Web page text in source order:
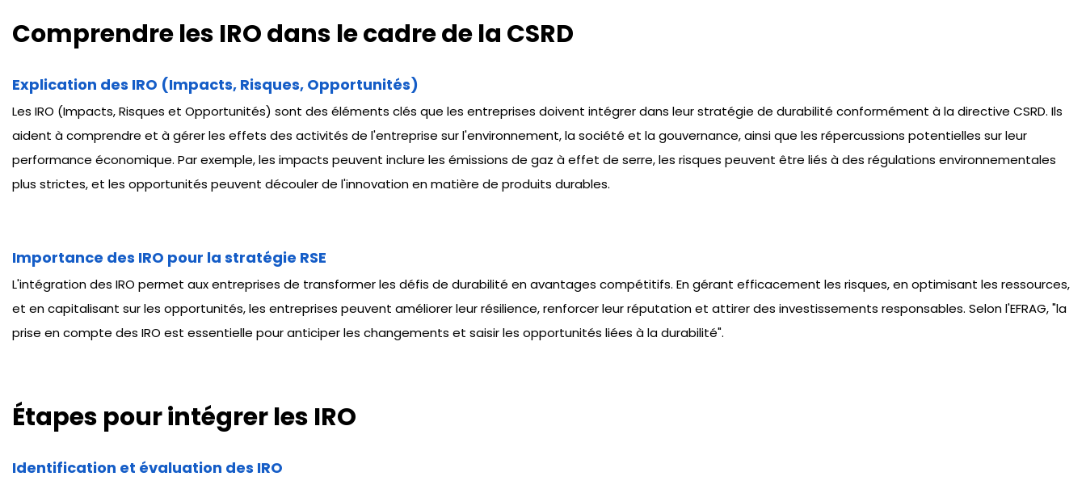
Comprendre les IRO dans le cadre de la CSRD
Explication des IRO (Impacts, Risques, Opportunités)
Les IRO (Impacts, Risques et Opportunités) sont des éléments clés que les entreprises doivent intégrer dans leur stratégie de durabilité conformément à la directive CSRD. Ils
aident à comprendre et à gérer les effets des activités de l'entreprise sur l'environnement, la société et la gouvernance, ainsi que les répercussions potentielles sur leur
performance économique. Par exemple, les impacts peuvent inclure les émissions de gaz à effet de serre, les risques peuvent être liés à des régulations environnementales
plus strictes, et les opportunités peuvent découler de l'innovation en matière de produits durables.
Importance des IRO pour la stratégie RSE
L'intégration des IRO permet aux entreprises de transformer les défis de durabilité en avantages compétitifs. En gérant efficacement les risques, en optimisant les ressources,
et en capitalisant sur les opportunités, les entreprises peuvent améliorer leur résilience, renforcer leur réputation et attirer des investissements responsables. Selon l'EFRAG, "la
prise en compte des IRO est essentielle pour anticiper les changements et saisir les opportunités liées à la durabilité".
Étapes pour intégrer les IRO
Identification et évaluation des IRO